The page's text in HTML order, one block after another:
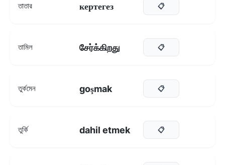
তাতার кертегез 📋
তামিল சேர்க்கிறது 📋
তুর্কমেন goşmak 📋
তুর্কি dahil etmek 📋